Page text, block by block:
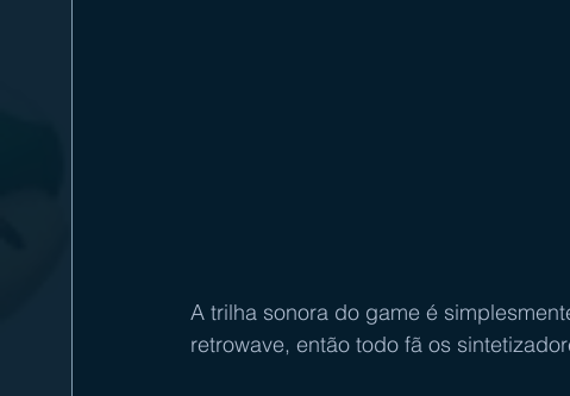
A trilha sonora do game é
retrowave, então todo fã os